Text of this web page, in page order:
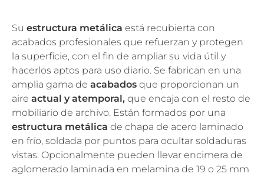
Su estructura metálica está recubierta con
acabados profesionales que refuerzan y protegen
la superficie, con el fin de ampliar su vida útil y
hacerlos aptos para uso diario. Se fabrican en una
amplia gama de acabados que proporcionan un
aire actual y atemporal, que encaja con el resto de
mobiliario de archivo. Están formados por una
estructura metálica de chapa de acero laminado
en frío, soldada por puntos para ocultar soldaduras
vistas. Opcionalmente pueden llevar encimera de
aglomerado laminada en melamina de 19 o 25 mm